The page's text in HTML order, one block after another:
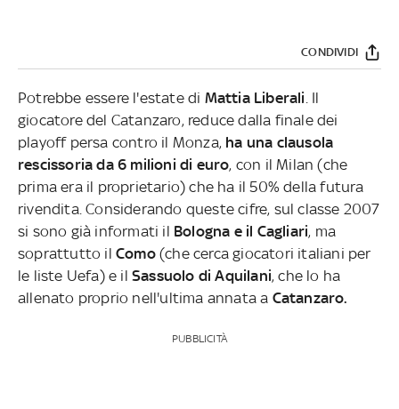
CONDIVIDI
Potrebbe essere l'estate di Mattia Liberali . Il
giocatore del Catanzaro, reduce dalla finale dei
playoff persa contro il Monza, ha una clausola
rescissoria da 6 milioni di euro, con il Milan (che
prima era il proprietario) che ha il 50% della futura
rivendita. Considerando queste cifre, sul classe 2007
si sono già informati il Bologna e il Cagliari, ma
soprattutto il Como (che cerca giocatori italiani per
le liste Uefa) e il Sassuolo di Aquilani, che lo ha
allenato proprio nell'ultima annata a Catanzaro.
PUBBLICITÀ